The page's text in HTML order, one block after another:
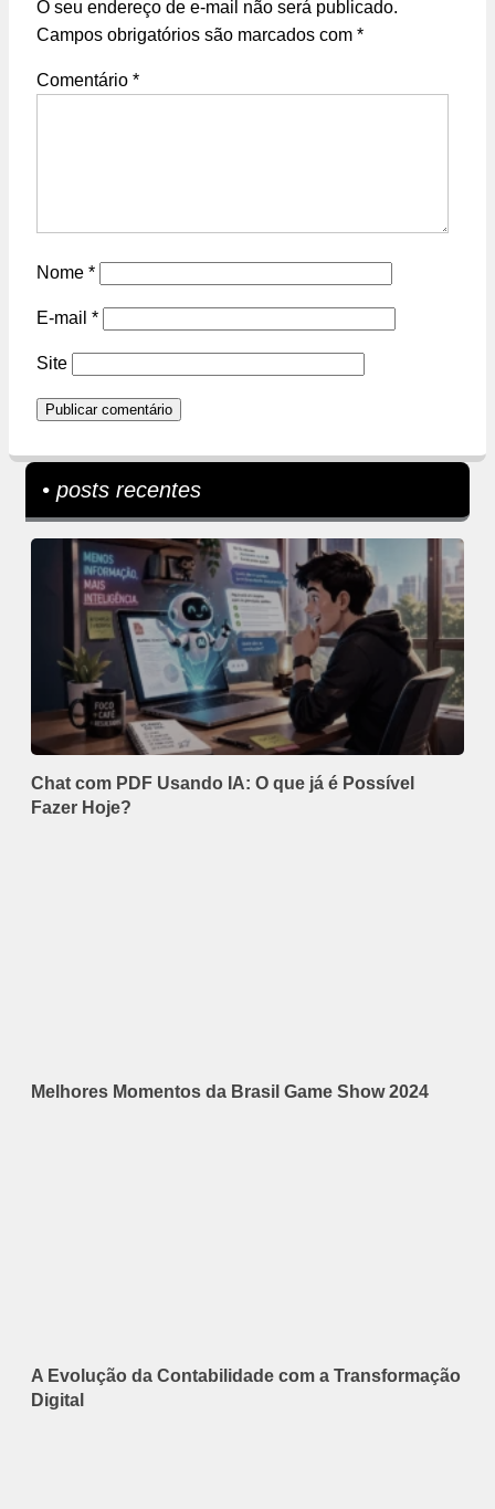
O seu endereço de e-mail não será publicado.
Campos obrigatórios são marcados com *
Comentário *
Nome *
E-mail *
Site
• posts recentes
Chat com PDF Usando IA: O que já é Possível
Fazer Hoje?
Melhores Momentos da Brasil Game Show 2024
A Evolução da Contabilidade com a Transformação
Digital